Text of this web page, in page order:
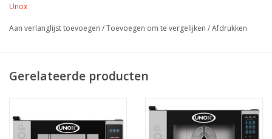
Unox
Aan verlanglijst toevoegen /Toevoegen om te vergelijken /Afdrukken
Gerelateerde producten